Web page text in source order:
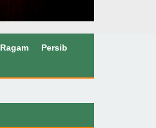
Ragam
Persib